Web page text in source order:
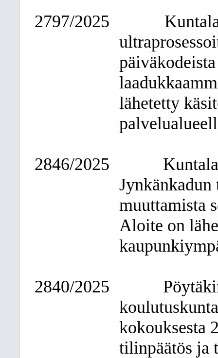
2797/2025
lähetetty
2846/2025
Jynkänkadun
muuttamista
Aloite on
2840/2025
kokouksesta
tilinpäätös ja